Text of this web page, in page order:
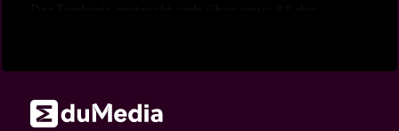
Aufgrund der Präzision der Äquinoktien gibt es
zwischen dem Sternzeichen und der in unseren